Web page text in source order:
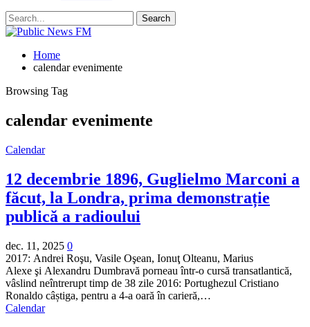
Home
calendar evenimente
Browsing Tag
calendar evenimente
Calendar
12 decembrie 1896, Guglielmo Marconi a
făcut, la Londra, prima demonstrație
publică a radioului
dec. 11, 2025 0
2017: Andrei Roşu, Vasile Oşean, Ionuţ Olteanu, Marius
Alexe şi Alexandru Dumbravă porneau într-o cursă transatlantică,
vâslind neîntrerupt timp de 38 zile 2016: Portughezul Cristiano
Ronaldo câștiga, pentru a 4-a oară în carieră,…
Calendar